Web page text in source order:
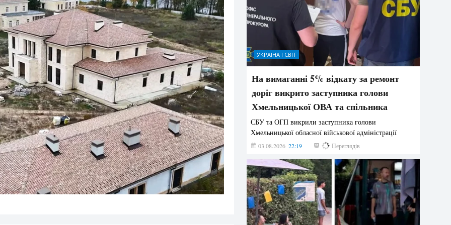
УКРАЇНА І СВІТ
На вимаганні 5% відкату за ремонт
доріг викрито заступника голови
Хмельницької ОВА та спільника
СБУ та ОГП викрили заступника голови
Хмельницької обласної військової адміністрації
03.08.2026 22:19 848 Переглядів